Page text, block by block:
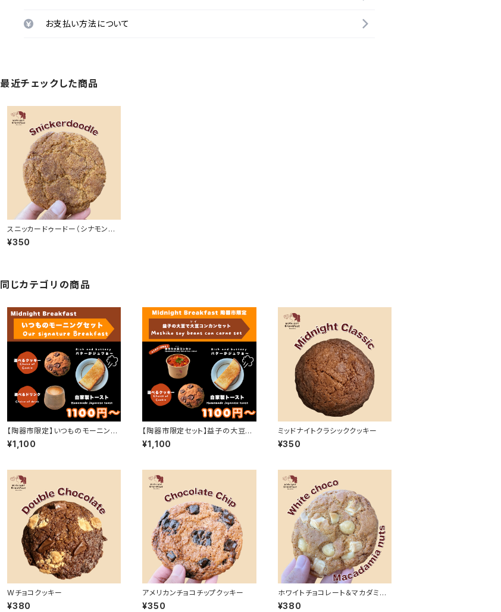
お支払い方法について
最近チェックした商品
スニッカードゥードー（シナモンシ
ュガー）
¥350
同じカテゴリの商品
【陶器市限定】いつものモーニング
セット
¥1,100
【陶器市限定セット】益子の大豆の
ソイコンカンセット
¥1,100
ミッドナイトクラシッククッキー
¥350
Wチョコクッキー
¥380
アメリカンチョコチップクッキー
¥350
ホワイトチョコレート＆マカダミア
ナッツクッキー
¥380